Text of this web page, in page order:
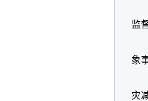
监
象
灾